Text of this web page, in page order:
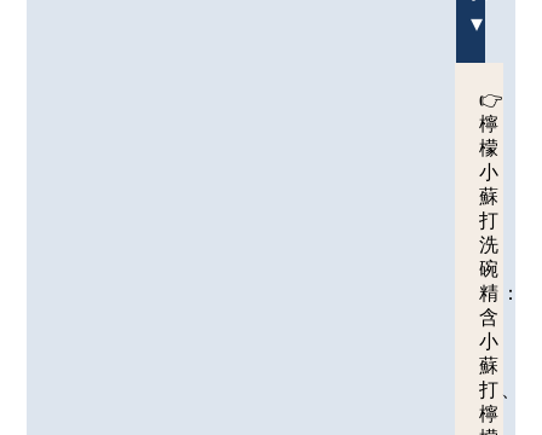
▾
👉
檸
檬
小
蘇
打
洗
碗
精：
含
小
蘇
打、
檸